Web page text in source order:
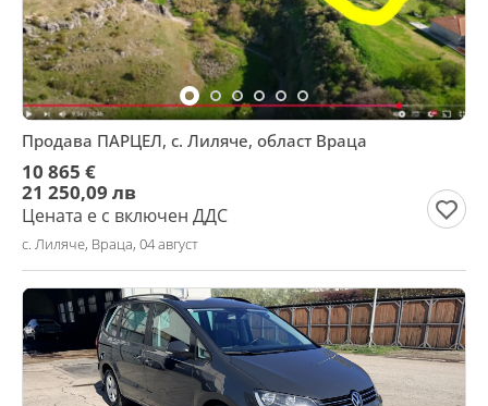
Продава ПАРЦЕЛ, с. Лиляче, област Враца
10 865 €
21 250,09 лв
Цената е с включен ДДС
с. Лиляче, Враца, 04 август